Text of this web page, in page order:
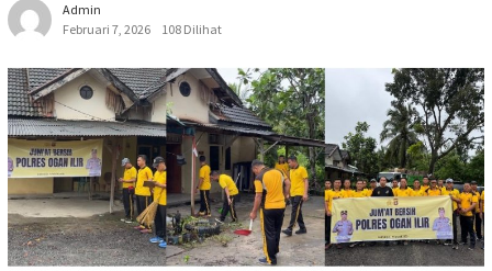
Admin
Februari 7, 2026
108 Dilihat